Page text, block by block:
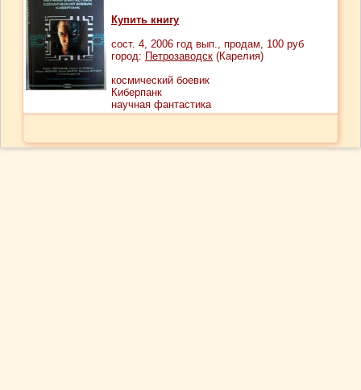
Купить книгу
сост. 4, 2006 год вып., продам, 100 руб
город: Петрозаводск (Карелия)
космический боевик
Киберпанк
научная фантастика